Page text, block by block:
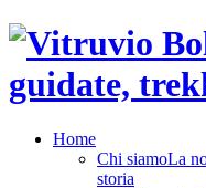
Home
Chi siamoLa
storia